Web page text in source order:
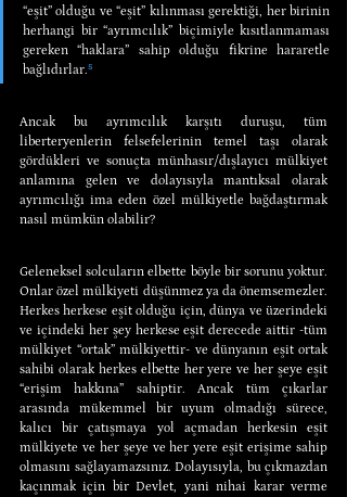
“eşit” olduğu ve “eşit” kılınması gerektiği, her birinin
herhangi bir “ayrımcılık” biçimiyle kısıtlanmaması
gereken “haklara” sahip olduğu fikrine hararetle
bağlıdırlar.⁵
Ancak bu ayrımcılık karşıtı duruşu, tüm
liberteryenlerin felsefelerinin temel taşı olarak
gördükleri ve sonuçta münhasır/dışlayıcı mülkiyet
anlamına gelen ve dolayısıyla mantıksal olarak
ayrımcılığı ima eden özel mülkiyetle bağdaştırmak
nasıl mümkün olabilir?
Geleneksel solcuların elbette böyle bir sorunu yoktur.
Onlar özel mülkiyeti düşünmez ya da önemsemezler.
Herkes herkese eşit olduğu için, dünya ve üzerindeki
ve içindeki her şey herkese eşit derecede aittir -tüm
mülkiyet “ortak” mülkiyettir- ve dünyanın eşit ortak
sahibi olarak herkes elbette her yere ve her şeye eşit
“erişim hakkına” sahiptir. Ancak tüm çıkarlar
arasında mükemmel bir uyum olmadığı sürece,
kalıcı bir çatışmaya yol açmadan herkesin eşit
mülkiyete ve her şeye ve her yere eşit erişime sahip
olmasını sağlayamazsınız. Dolayısıyla, bu çıkmazdan
kaçınmak için bir Devlet, yani nihai karar verme